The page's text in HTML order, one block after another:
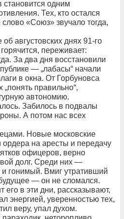
одним
Тех, кто остался
слово «Союз» звучало тогда,
августовских днях 91-го
переживает:
За два дня восстановили
— „лабасы“ начали
в окна. От Горбуновса
правильно“,
автономию.
Забилось в подвалы
А потом нас всех
Новые московские
ордера на аресты и передачу
офицеров, верно
долг. Среди них —
гонимый. Вмиг утративший
— он не сломался.
его в эти дни, рассказывают,
энергией, уверенностью тех,
веру, упал духом.